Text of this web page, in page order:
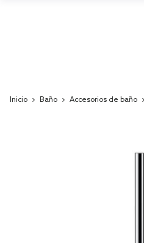
Inicio Baño Accesorios de baño